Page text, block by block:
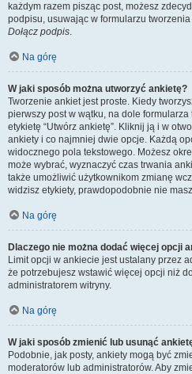
każdym razem pisząc post, możesz
podpisu, usuwając w formularzu
Dołącz podpis.
Na górę
W jaki sposób można utworzyć ankietę?
Tworzenie ankiet jest proste. Kiedy
pierwszy post w wątku, na dole
etykietę “Utwórz ankietę”. Kliknij ją i w
ankiety i co najmniej dwie opcje. Każdą
widocznego pola tekstowego. Możesz
może wybrać, wyznaczyć czas trwania
także umożliwić użytkownikom zmianę
widzisz etykiety, prawdopodobnie nie
Na górę
Dlaczego nie można dodać więcej opcji
Limit opcji w ankiecie jest ustalany przez
że potrzebujesz wstawić więcej opcji niż
administratorem witryny.
Na górę
W jaki sposób zmienić lub usunąć
Podobnie, jak posty, ankiety mogą być
moderatorów lub administratorów. Aby